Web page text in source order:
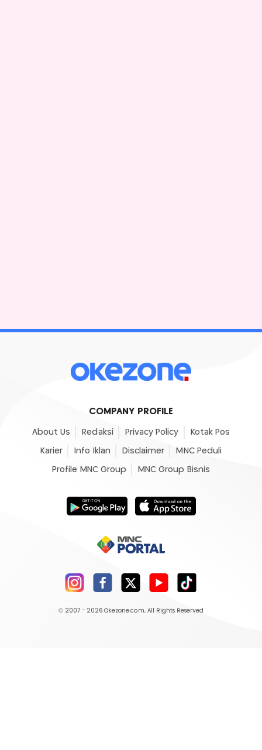
COMPANY PROFILE
About Us Redaksi Privacy Policy Kotak Pos
Karier Info Iklan Disclaimer MNC Peduli
Profile MNC Group MNC Group Bisnis
© 2007 - 2026 Okezone.com, All Rights Reserved